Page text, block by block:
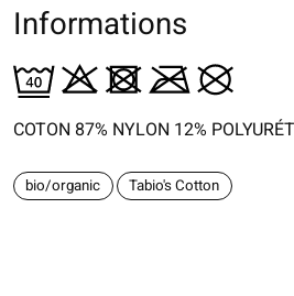
Informations
COTON 87% NYLON 12%
bio/organic Tabio's Cotton